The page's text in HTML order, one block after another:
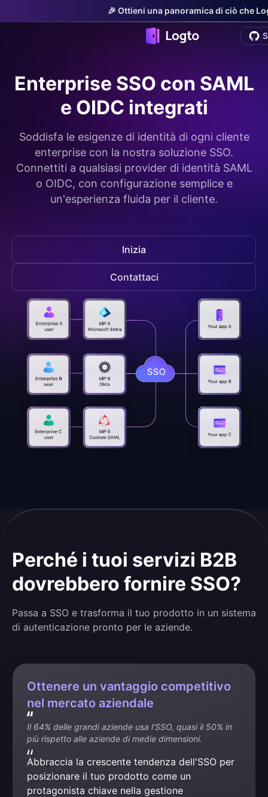
🎉 Ottieni una panoramica di ciò che
Enterprise SSO con SAML
e OIDC integrati
Soddisfa le esigenze di identità di ogni cliente
enterprise con la nostra soluzione SSO.
Connettiti a qualsiasi provider di identità SAML
o OIDC, con configurazione semplice e
un'esperienza fluida per il cliente.
Inizia
Contattaci
Perché i tuoi servizi B2B
dovrebbero fornire SSO?
Passa a SSO e trasforma il tuo prodotto in un sistema
di autenticazione pronto per le aziende.
Ottenere un vantaggio competitivo
nel mercato aziendale
Il 64% delle grandi aziende usa l'SSO, quasi il 50% in
più rispetto alle aziende di medie dimensioni.
Abbraccia la crescente tendenza dell'SSO per
posizionare il tuo prodotto come un
protagonista chiave nella gestione